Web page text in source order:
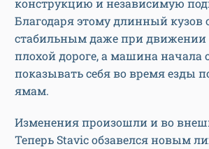
конструкцию и независимую
Благодаря этому длинный кузов
стабильным даже при движении
плохой дороге, а машина начала
показывать себя во время езды
ямам.
Изменения произошли и во
Теперь Stavic обзавелся новым